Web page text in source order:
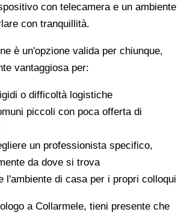
con telecamera e un ambiente
con tranquillità.
è un'opzione valida per chiunque,
vantaggiosa per:
o difficoltà logistiche
piccoli con poca offerta di
un professionista specifico,
da dove si trova
l'ambiente di casa per i propri colloqui
a Collarmele, tieni presente che